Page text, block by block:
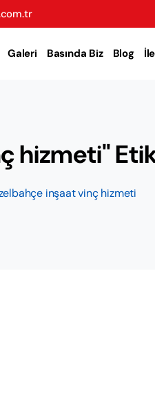
Galeri Basında Biz Blog
hizmeti"
inşaat vinç hizmeti